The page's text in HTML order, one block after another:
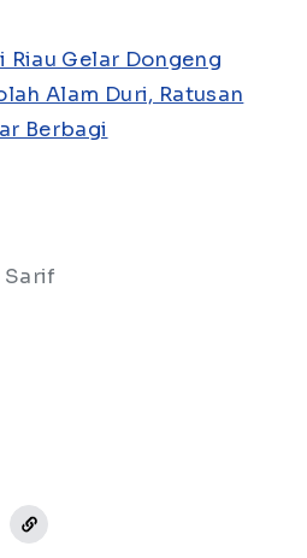
Riau Gelar Dongeng
Alam Duri, Ratusan
Berbagi
Sarif